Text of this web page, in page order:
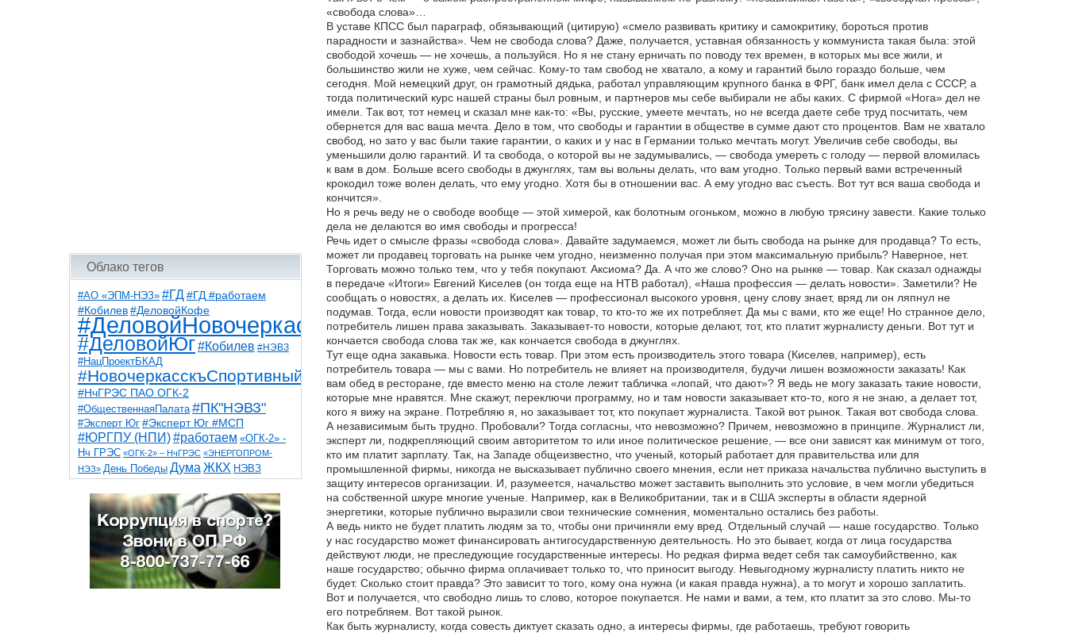
Облако тегов
#АО «ЭПМ-НЭЗ» #ГД #ГД #работаем
#Кобилев #ДеловойКофе
#ДеловойНовочеркасск
#ДеловойЮг#Кобилев #НЭВЗ
#НацПроектБКАД
#НовочеркасскъСпортивный
#НчГРЭС ПАО ОГК-2
#ОбщественнаяПалата #ПК"НЭВЗ"
#Эксперт Юг #Эксперт Юг #МСП
#ЮРГПУ (НПИ)#работаем «ОГК-2» -
Нч ГРЭС «ОГК-2» – НчГРЭС «ЭНЕРГОПРОМ-
НЭЗ» День Победы Дума ЖКХ НЭВЗ
НчГРЭС ТНТ
благоустройствоветераны выборы
детидороги казаки коррупция космос
общественная палата парк пожар роща
спорт театр транспорт художники
«свобода слова»…
В уставе КПСС был параграф, обязывающий (цитирую) «смело развивать критику и самокритику, бороться против
парадности и зазнайства». Чем не свобода слова? Даже, получается, уставная обязанность у коммуниста такая была: этой
свободой хочешь — не хочешь, а пользуйся. Но я не стану ерничать по поводу тех времен, в которых мы все жили, и
большинство жили не хуже, чем сейчас. Кому-то там свобод не хватало, а кому и гарантий было гораздо больше, чем
сегодня. Мой немецкий друг, он грамотный дядька, работал управляющим крупного банка в ФРГ, банк имел дела с СССР, а
тогда политический курс нашей страны был ровным, и партнеров мы себе выбирали не абы каких. С фирмой «Нога» дел не
имели. Так вот, тот немец и сказал мне как-то: «Вы, русские, умеете мечтать, но не всегда даете себе труд посчитать, чем
обернется для вас ваша мечта. Дело в том, что свободы и гарантии в обществе в сумме дают сто процентов. Вам не хватало
свобод, но зато у вас были такие гарантии, о каких и у нас в Германии только мечтать могут. Увеличив себе свободы, вы
уменьшили долю гарантий. И та свобода, о которой вы не задумывались, — свобода умереть с голоду — первой вломилась
к вам в дом. Больше всего свободы в джунглях, там вы вольны делать, что вам угодно. Только первый вами встреченный
крокодил тоже волен делать, что ему угодно. Хотя бы в отношении вас. А ему угодно вас съесть. Вот тут вся ваша свобода и
кончится».
Но я речь веду не о свободе вообще — этой химерой, как болотным огоньком, можно в любую трясину завести. Какие только
дела не делаются во имя свободы и прогресса!
Речь идет о смысле фразы «свобода слова». Давайте задумаемся, может ли быть свобода на рынке для продавца? То есть,
может ли продавец торговать на рынке чем угодно, неизменно получая при этом максимальную прибыль? Наверное, нет.
Торговать можно только тем, что у тебя покупают. Аксиома? Да. А что же слово? Оно на рынке — товар. Как сказал однажды
в передаче «Итоги» Евгений Киселев (он тогда еще на НТВ работал), «Наша профессия — делать новости». Заметили? Не
сообщать о новостях, а делать их. Киселев — профессионал высокого уровня, цену слову знает, вряд ли он ляпнул не
подумав. Тогда, если новости производят как товар, то кто-то же их потребляет. Да мы с вами, кто же еще! Но странное дело,
потребитель лишен права заказывать. Заказывает-то новости, которые делают, тот, кто платит журналисту деньги. Вот тут и
кончается свобода слова так же, как кончается свобода в джунглях.
Тут еще одна закавыка. Новости есть товар. При этом есть производитель этого товара (Киселев, например), есть
потребитель товара — мы с вами. Но потребитель не влияет на производителя, будучи лишен возможности заказать! Как
вам обед в ресторане, где вместо меню на столе лежит табличка «лопай, что дают»? Я ведь не могу заказать такие новости,
которые мне нравятся. Мне скажут, переключи программу, но и там новости заказывает кто-то, кого я не знаю, а делает тот,
кого я вижу на экране. Потребляю я, но заказывает тот, кто покупает журналиста. Такой вот рынок. Такая вот свобода слова.
А независимым быть трудно. Пробовали? Тогда согласны, что невозможно? Причем, невозможно в принципе. Журналист ли,
эксперт ли, подкрепляющий своим авторитетом то или иное политическое решение, — все они зависят как минимум от того,
кто им платит зарплату. Так, на Западе общеизвестно, что ученый, который работает для правительства или для
промышленной фирмы, никогда не высказывает публично своего мнения, если нет приказа начальства публично выступить в
защиту интересов организации. И, разумеется, начальство может заставить выполнить это условие, в чем могли убедиться
на собственной шкуре многие ученые. Например, как в Великобритании, так и в США эксперты в области ядерной
энергетики, которые публично выразили свои технические сомнения, моментально остались без работы.
А ведь никто не будет платить людям за то, чтобы они причиняли ему вред. Отдельный случай — наше государство. Только
у нас государство может финансировать антигосударственную деятельность. Но это бывает, когда от лица государства
действуют люди, не преследующие государственные интересы. Но редкая фирма ведет себя так самоубийственно, как
наше государство; обычно фирма оплачивает только то, что приносит выгоду. Невыгодному журналисту платить никто не
будет. Сколько стоит правда? Это зависит то того, кому она нужна (и какая правда нужна), а то могут и хорошо заплатить.
Вот и получается, что свободно лишь то слово, которое покупается. Не нами и вами, а тем, кто платит за это слово. Мы-то
его потребляем. Вот такой рынок.
Как быть журналисту, когда совесть диктует сказать одно, а интересы фирмы, где работаешь, требуют говорить